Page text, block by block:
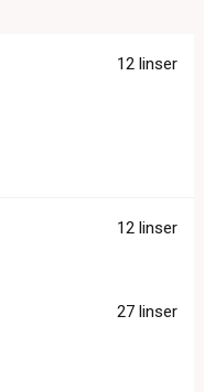
12 linser
12 linser
27 linser